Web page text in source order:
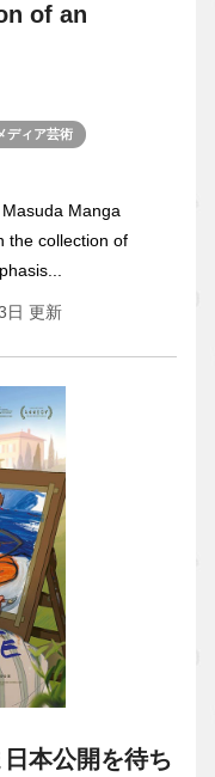
of an
ディア芸術
Manga
the collection of
日 更新
本公開を待ち